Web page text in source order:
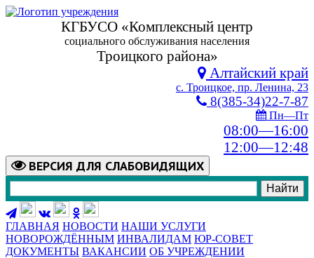
КГБУСО «Комплексный центр
социального обслуживания населения
Троицкого района»
Алтайский край
с. Троицкое, пр. Ленина, 23
8(385-34)22-7-87
Пн—Пт
08:00—16:00
12:00—12:48
ВЕРСИЯ ДЛЯ СЛАБОВИДЯЩИХ
ГЛАВНАЯ НОВОСТИ НАШИ УСЛУГИ
НОВОРОЖДЁННЫМ ИНВАЛИДАМ ЮР-СОВЕТ
ДОКУМЕНТЫ ВАКАНСИИ ОБ УЧРЕЖДЕНИИ